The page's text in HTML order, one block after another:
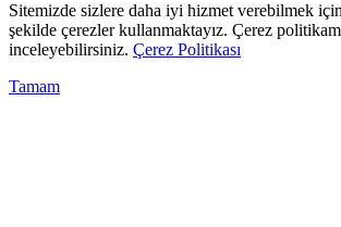
Sitemizde sizlere daha iyi hizmet verebilmek
şekilde çerezler kullanmaktayız. Çerez
inceleyebilirsiniz. Çerez Politikası
Tamam